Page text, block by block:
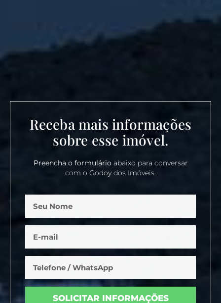
Receba mais informações
sobre esse imóvel.
Preencha o formulárioabaixo para conversar
com o Godoy dos Imóveis.
SOLICITAR INFORMAÇÕES